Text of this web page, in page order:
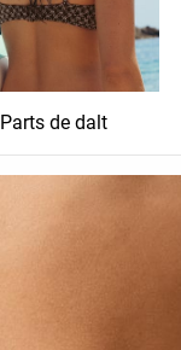
Parts de dalt